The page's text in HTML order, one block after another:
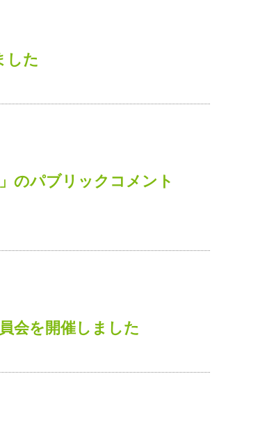
した
のパブリックコメント
会を開催しました